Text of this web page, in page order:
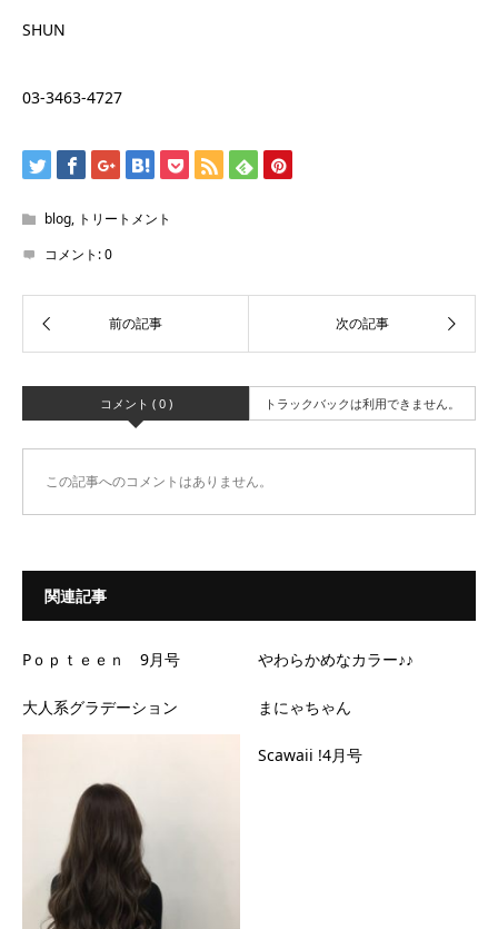
SHUN
03-3463-4727
blog, トリートメント
コメント:0
コメント ( 0 ) トラックバックは利用できません。
この記事へのコメントはありません。
関連記事
Pｏｐｔｅｅｎ 9月号 やわらかめなカラー♪♪
大人系グラデーション まにゃちゃん
Scawaii !4月号